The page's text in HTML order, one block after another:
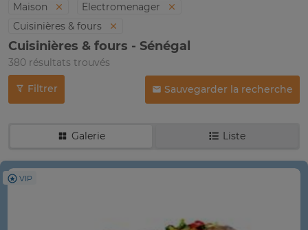
Maison
Electromenager
Cuisinières & fours
Cuisinières & fours - Sénégal
380 résultats trouvés
Filtrer Sauvegarder la recherche
Galerie Liste
VIP